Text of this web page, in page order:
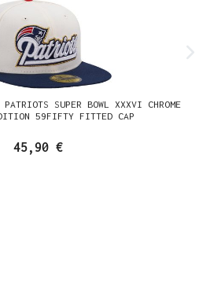
PATRIOTS SUPER BOWL XXXVI CHROME
59FIFTY FITTED CAP
45,90 €